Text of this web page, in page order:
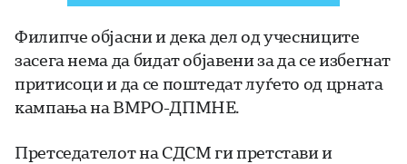
Филипче објасни и дека дел од учесниците
засега нема да бидат објавени за да се избегнат
притисоци и да се поштедат луѓето од црната
кампања на ВМРО-ДПМНЕ.
Претседателот на СДСМ ги претстави и